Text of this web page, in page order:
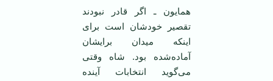
همایون ـ اگر قادر نبودند
تقصیر خودشان است برای
اینکه میدان برایشان
آماده‌شده بود. شاه وقتی
می‌گوید انتخابات آینده